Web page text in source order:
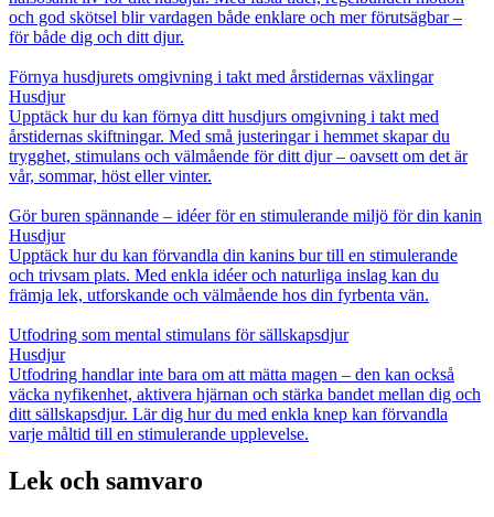
och god skötsel blir vardagen både enklare och mer förutsägbar –
för både dig och ditt djur.
Förnya husdjurets omgivning i takt med årstidernas växlingar
Husdjur
Upptäck hur du kan förnya ditt husdjurs omgivning i takt med
årstidernas skiftningar. Med små justeringar i hemmet skapar du
trygghet, stimulans och välmående för ditt djur – oavsett om det är
vår, sommar, höst eller vinter.
Gör buren spännande – idéer för en stimulerande miljö för din kanin
Husdjur
Upptäck hur du kan förvandla din kanins bur till en stimulerande
och trivsam plats. Med enkla idéer och naturliga inslag kan du
främja lek, utforskande och välmående hos din fyrbenta vän.
Utfodring som mental stimulans för sällskapsdjur
Husdjur
Utfodring handlar inte bara om att mätta magen – den kan också
väcka nyfikenhet, aktivera hjärnan och stärka bandet mellan dig och
ditt sällskapsdjur. Lär dig hur du med enkla knep kan förvandla
varje måltid till en stimulerande upplevelse.
Lek och samvaro